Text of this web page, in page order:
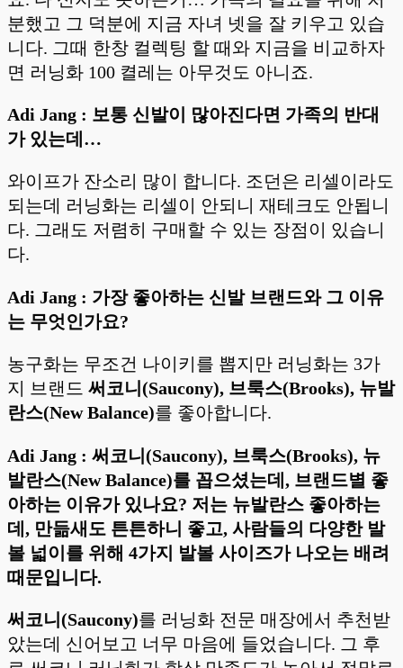
분했고 그 덕분에 지금 자녀 넷을 잘 키우고 있습
니다. 그때 한창 컬렉팅 할 때와 지금을 비교하자
면 러닝화 100 켤레는 아무것도 아니죠.
Adi Jang : 보통 신발이 많아진다면 가족의 반대
가 있는데…
와이프가 잔소리 많이 합니다. 조던은 리셀이라도
되는데 러닝화는 리셀이 안되니 재테크도 안됩니
다. 그래도 저렴히 구매할 수 있는 장점이 있습니
다.
Adi Jang : 가장 좋아하는 신발 브랜드와 그 이유
는 무엇인가요?
농구화는 무조건 나이키를 뽑지만 러닝화는 3가
지 브랜드 써코니(Saucony), 브룩스(Brooks), 뉴발
란스(New Balance)를 좋아합니다.
Adi Jang : 써코니(Saucony), 브룩스(Brooks), 뉴
발란스(New Balance)를 꼽으셨는데, 브랜드별 좋
아하는 이유가 있나요? 저는 뉴발란스 좋아하는
데, 만듦새도 튼튼하니 좋고, 사람들의 다양한 발
볼 넓이를 위해 4가지 발볼 사이즈가 나오는 배려
때문입니다.
써코니(Saucony)를 러닝화 전문 매장에서 추천받
았는데 신어보고 너무 마음에 들었습니다. 그 후